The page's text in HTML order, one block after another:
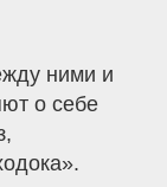
ними и
о себе